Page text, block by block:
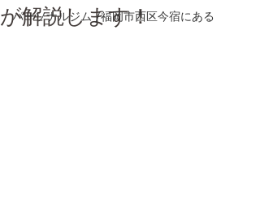
パーソナルジム /福岡市西区今宿にある
が解説します！